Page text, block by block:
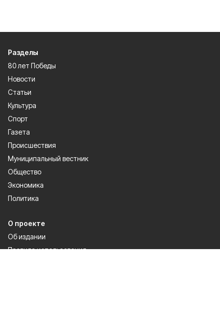
Разделы
80 лет Победы
Новости
Статьи
Культура
Спорт
Газета
Происшествия
Муниципальный вестник
Общество
Экономика
Политика
О проекте
Об издании
Правила использования